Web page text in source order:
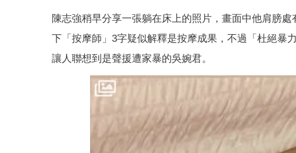
陳志強稍早分享一張躺在床上的照片，畫面中他肩膀
下「按摩師」3字疑似解釋是按摩成果，不過「杜絕暴
讓人聯想到是聲援遭家暴的吳婉君。